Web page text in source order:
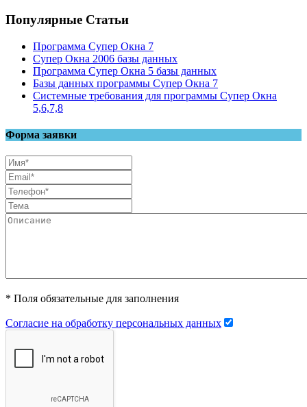
Популярные Статьи
Программа Супер Окна 7
Супер Окна 2006 базы данных
Программа Супер Окна 5 базы данных
Базы данных программы Супер Окна 7
Системные требования для программы Супер Окна
5,6,7,8
Форма заявки
* Поля обязательные для заполнения
Согласие на обработку персональных данных